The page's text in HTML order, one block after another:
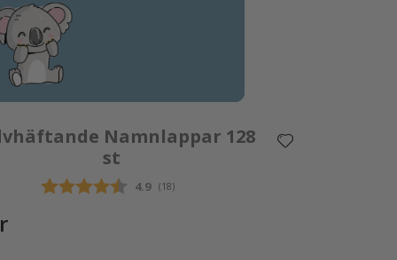
Namnlappar 128
st
Snittbetyg:
4.9 (röster:
18)